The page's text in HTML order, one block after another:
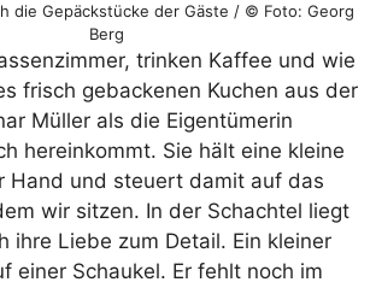
die Gepäckstücke der Gäste / © Foto: Georg
Berg
trinken Kaffee und wie
frisch gebackenen Kuchen aus der
Müller als die Eigentümerin
hereinkommt. Sie hält eine kleine
Hand und steuert damit auf das
wir sitzen. In der Schachtel liegt
ihre Liebe zum Detail. Ein kleiner
einer Schaukel. Er fehlt noch im